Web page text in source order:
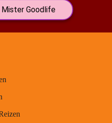
Goodlife